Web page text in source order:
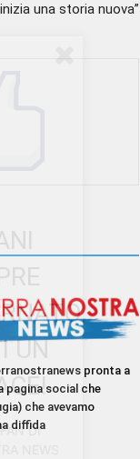
una storia nuova”
pronta a
pagina social che
che avevamo
diffida
UN
DI